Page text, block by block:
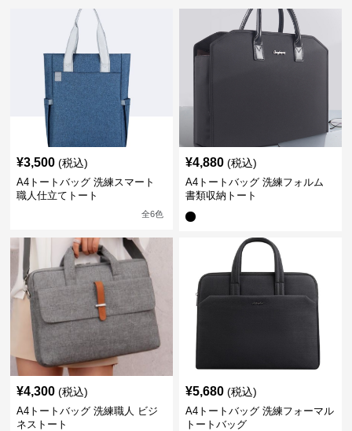
¥3,500 (税込)
A4トートバッグ 洗練スマート
職人仕立てトート
全6色
¥4,880 (税込)
A4トートバッグ 洗練フォルム
書類収納トート
¥4,300 (税込)
A4トートバッグ 洗練職人 ビジ
ネストート
¥5,680 (税込)
A4トートバッグ 洗練フォーマル
トートバッグ